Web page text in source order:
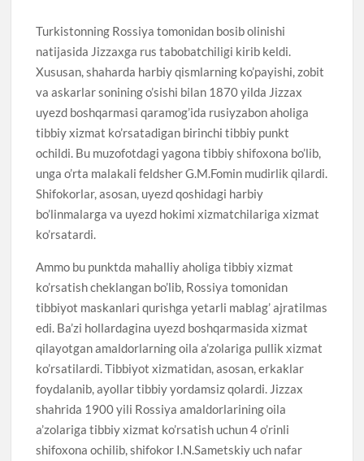
Turkistonning Rossiya tomonidan bosib olinishi
natijasida Jizzaxga rus tabobatchiligi kirib keldi.
Xususan, shaharda harbiy qismlarning ko’payishi, zobit
va askarlar sonining o’sishi bilan 1870 yilda Jizzax
uyezd boshqarmasi qaramog’ida rusiyzabon aholiga
tibbiy xizmat ko’rsatadigan birinchi tibbiy punkt
ochildi. Bu muzofotdagi yagona tibbiy shifoxona bo’lib,
unga o’rta malakali feldsher G.M.Fomin mudirlik qilardi.
Shifokorlar, asosan, uyezd qoshidagi harbiy
bo’linmalarga va uyezd hokimi xizmatchilariga xizmat
ko’rsatardi.
Ammo bu punktda mahalliy aholiga tibbiy xizmat
ko’rsatish cheklangan bo’lib, Rossiya tomonidan
tibbiyot maskanlari qurishga yetarli mablag’ ajratilmas
edi. Ba’zi hollardagina uyezd boshqarmasida xizmat
qilayotgan amaldorlarning oila a’zolariga pullik xizmat
ko’rsatilardi. Tibbiyot xizmatidan, asosan, erkaklar
foydalanib, ayollar tibbiy yordamsiz qolardi. Jizzax
shahrida 1900 yili Rossiya amaldorlarining oila
a’zolariga tibbiy xizmat ko’rsatish uchun 4 o’rinli
shifoxona ochilib, shifokor I.N.Sametskiy uch nafar